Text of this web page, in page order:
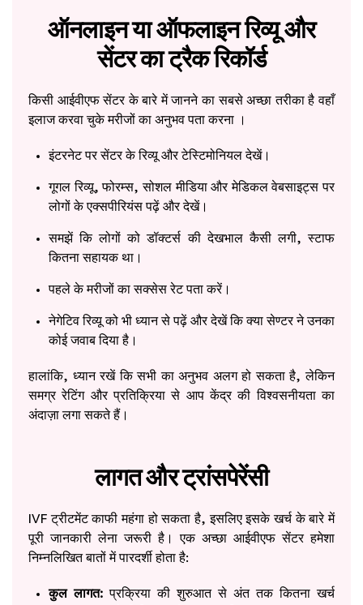
ऑनलाइन या ऑफलाइन रिव्यू और
सेंटर का ट्रैक रिकॉर्ड
किसी आईवीएफ सेंटर के बारे में जानने का सबसे अच्छा तरीका है वहाँ
इलाज करवा चुके मरीजों का अनुभव पता करना ।
इंटरनेट पर सेंटर के रिव्यू और टेस्टिमोनियल देखें।
गूगल रिव्यू, फोरम्स, सोशल मीडिया और मेडिकल वेबसाइट्स पर
लोगों के एक्सपीरियंस पढ़ें और देखें।
समझें कि लोगों को डॉक्टर्स की देखभाल कैसी लगी, स्टाफ
कितना सहायक था।
पहले के मरीजों का सक्सेस रेट पता करें।
नेगेटिव रिव्यू को भी ध्यान से पढ़ें और देखें कि क्या सेण्टर ने उनका
कोई जवाब दिया है।
हालांकि, ध्यान रखें कि सभी का अनुभव अलग हो सकता है, लेकिन
समग्र रेटिंग और प्रतिक्रिया से आप केंद्र की विश्वसनीयता का
अंदाज़ा लगा सकते हैं।
लागत और ट्रांसपेरेंसी
IVF ट्रीटमेंट काफी महंगा हो सकता है, इसलिए इसके खर्च के बारे में
पूरी जानकारी लेना जरूरी है। एक अच्छा आईवीएफ सेंटर हमेशा
निम्नलिखित बातों में पारदर्शी होता है:
कुल लागत: प्रक्रिया की शुरुआत से अंत तक कितना खर्च